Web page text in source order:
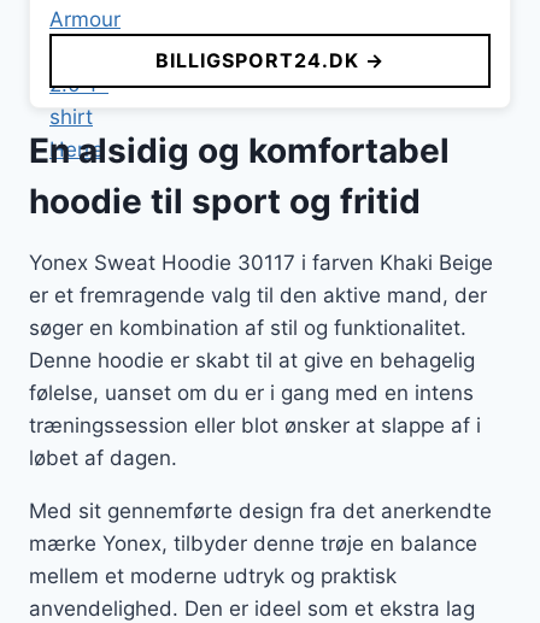
BILLIGSPORT24.DK →
En alsidig og komfortabel
hoodie til sport og fritid
Yonex Sweat Hoodie 30117 i farven Khaki Beige
er et fremragende valg til den aktive mand, der
søger en kombination af stil og funktionalitet.
Denne hoodie er skabt til at give en behagelig
følelse, uanset om du er i gang med en intens
træningssession eller blot ønsker at slappe af i
løbet af dagen.
Med sit gennemførte design fra det anerkendte
mærke Yonex, tilbyder denne trøje en balance
mellem et moderne udtryk og praktisk
anvendelighed. Den er ideel som et ekstra lag